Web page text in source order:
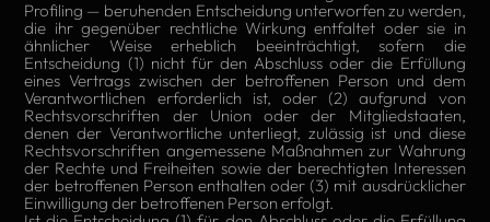
Profiling — beruhenden Entscheidung unterworfen zu werden,
die ihr gegenüber rechtliche Wirkung entfaltet oder sie in
ähnlicher Weise erheblich beeinträchtigt, sofern die
Entscheidung (1) nicht für den Abschluss oder die Erfüllung
eines Vertrags zwischen der betroffenen Person und dem
Verantwortlichen erforderlich ist, oder (2) aufgrund von
Rechtsvorschriften der Union oder der Mitgliedstaaten,
denen der Verantwortliche unterliegt, zulässig ist und diese
Rechtsvorschriften angemessene Maßnahmen zur Wahrung
der Rechte und Freiheiten sowie der berechtigten Interessen
der betroffenen Person enthalten oder (3) mit ausdrücklicher
Einwilligung der betroffenen Person erfolgt.